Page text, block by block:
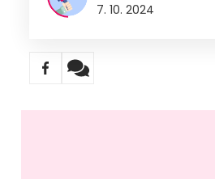
7. 10. 2024